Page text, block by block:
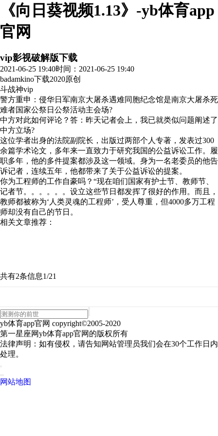
《向日葵视频1.13》-yb体育app
官网
vip影视破解版下载
2021-06-25 19:40时间：2021-06-25 19:40
badamkino下载2020原创
斗战神vip
警方重申：侵华日军南京大屠杀遇难同胞纪念馆是南京大屠杀死
难者国家公祭日公祭活动主会场?
中方对此如何评论？答：昨天记者会上，我已就类似问题阐述了
中方立场?
这位学者出身的法院副院长，出版过两部个人专著，发表过300
余篇学术论文，多年来一直致力于研究我国的公益诉讼工作。履
职多年，他的多件提案都涉及这一领域。身为一名老委员的他告
诉记者，连续五年，他都带来了关于公益诉讼的提案。
你为工程师的工作自豪吗？“现在咱们国家有护士节、教师节、
记者节。。。。。。设立这些节日都发挥了很好的作用。而且，
教师都被称为‘人类灵魂的工程师’，受人尊重，但4000多万工程
师却没有自己的节日。
相关文章推荐：
共有2条信息1/21
yb体育app官网 copyright©2005-2020
第一星座网yb体育app官网的版权所有
法律声明：如有侵权，请告知网站管理员我们会在30个工作日内
处理。
网站地图